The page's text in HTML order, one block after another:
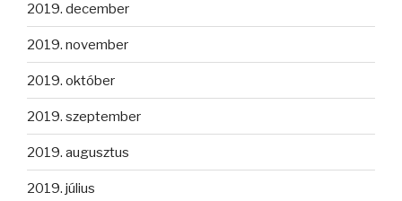
2019. december
2019. november
2019. október
2019. szeptember
2019. augusztus
2019. július